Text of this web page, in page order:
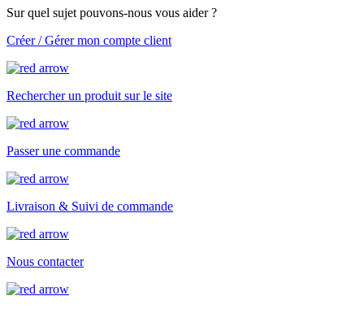
Sur quel sujet pouvons-nous vous aider ?
Créer / Gérer mon compte client
Rechercher un produit sur le site
Passer une commande
Livraison & Suivi de commande
Nous contacter